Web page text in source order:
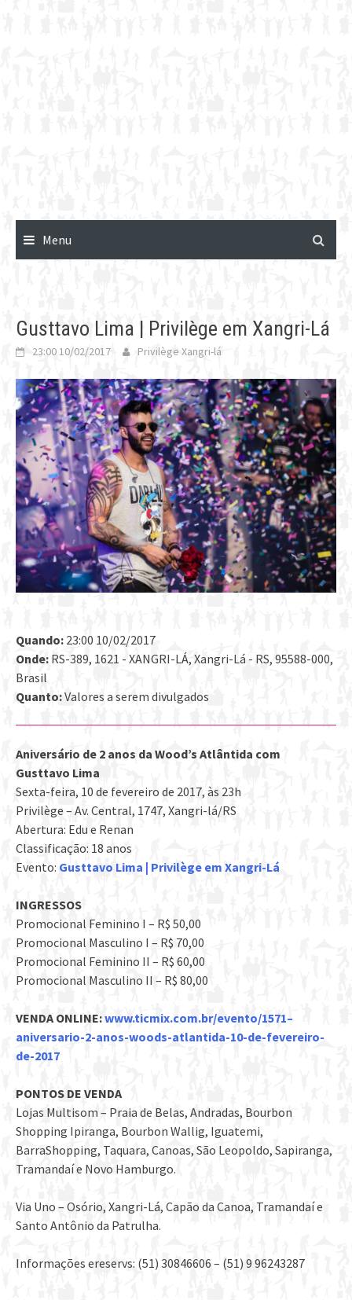
Menu
Gusttavo Lima | Privilège em Xangri-Lá
23:00 10/02/2017 Privilège Xangri-lá
Quando: 23:00 10/02/2017
Onde: RS-389, 1621 - XANGRI-LÁ, Xangri-Lá - RS, 95588-000,
Brasil
Quanto:Valores a serem divulgados
Aniversário de 2 anos da Wood’s Atlântida com
Gusttavo Lima
Sexta-feira, 10 de fevereiro de 2017, às 23h
Privilège – Av. Central, 1747, Xangri-lá/RS
Abertura: Edu e Renan
Classificação: 18 anos
Evento: Gusttavo Lima | Privilège em Xangri-Lá
INGRESSOS
Promocional Feminino I – R$ 50,00
Promocional Masculino I – R$ 70,00
Promocional Feminino II – R$ 60,00
Promocional Masculino II – R$ 80,00
VENDA ONLINE:www.ticmix.com.br/evento/1571–
aniversario-2-anos-woods-atlantida-10-de-fevereiro-
de-2017
PONTOS DE VENDA
Lojas Multisom – Praia de Belas, Andradas, Bourbon
Shopping Ipiranga, Bourbon Wallig, Iguatemi,
BarraShopping, Taquara, Canoas, São Leopoldo, Sapiranga,
Tramandaí e Novo Hamburgo.
Via Uno – Osório, Xangri-Lá, Capão da Canoa, Tramandaí e
Santo Antônio da Patrulha.
Informações ereservs: (51) 30846606 – (51) 9 96243287